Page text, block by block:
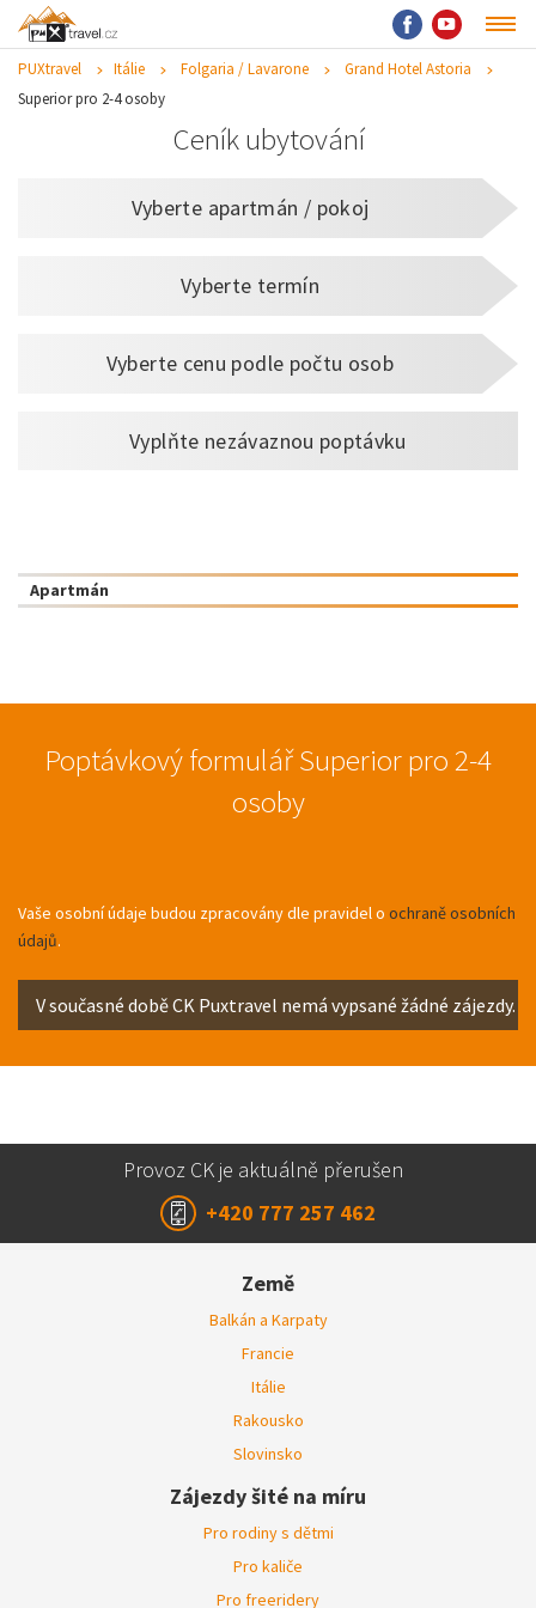
PUXtravel Itálie Folgaria / Lavarone
Grand Hotel Astoria
Superior pro 2-4 osoby
Ceník ubytování
Vyberte apartmán / pokoj
Vyberte termín
Vyberte cenu podle počtu osob
Vyplňte nezávaznou poptávku
Apartmán
Poptávkový formulář Superior pro 2-4
osoby
Vaše osobní údaje budou zpracovány dle pravidel o ochraně osobních
údajů.
Provoz CK je aktuálně přerušen
+420 777 257 462
Země
Balkán a Karpaty
Francie
Itálie
Rakousko
Slovinsko
Zájezdy šité na míru
Pro rodiny s dětmi
Pro kaliče
Pro freeridery